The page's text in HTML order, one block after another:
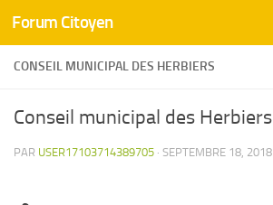
Skip to content
Forum Citoyen
CONSEIL MUNICIPAL DES HERBIERS
Conseil municipal des Herbiers
PAR USER17103714389705 · SEPTEMBRE 18, 2018